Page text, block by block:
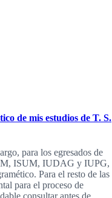
de mis estudios de T. S.
para los egresados de
ISUM, IUDAG y IUPG,
Para el resto de las
para el proceso de